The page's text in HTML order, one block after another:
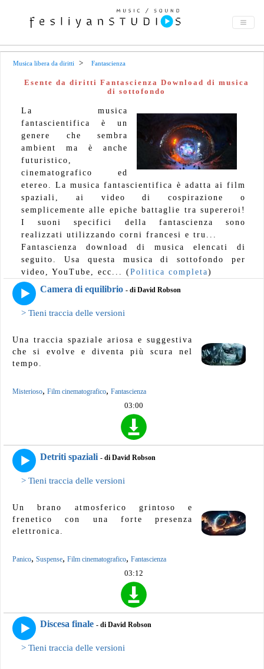
Musica libera da diritti Fantascienza
Esente da diritti Fantascienza Download di musica
di sottofondo
La musica
fantascientifica è un
genere che sembra
ambient ma è anche
futuristico,
cinematografico ed
etereo. La musica fantascientifica è adatta ai film
spaziali, ai video di cospirazione o
semplicemente alle epiche battaglie tra supereroi!
I suoni specifici della fantascienza sono
realizzati utilizzando corni francesi e tru...
Fantascienza download di musica elencati di
seguito. Usa questa musica di sottofondo per
video, YouTube, ecc... (Politica completa)
Camera di equilibrio - di David Robson
> Tieni traccia delle versioni
Una traccia spaziale ariosa e suggestiva
che si evolve e diventa più scura nel
tempo.
Misterioso, Film cinematografico, Fantascienza
03:00
Detriti spaziali - di David Robson
> Tieni traccia delle versioni
Un brano atmosferico grintoso e
frenetico con una forte presenza
elettronica.
Panico, Suspense, Film cinematografico, Fantascienza
03:12
Discesa finale - di David Robson
> Tieni traccia delle versioni